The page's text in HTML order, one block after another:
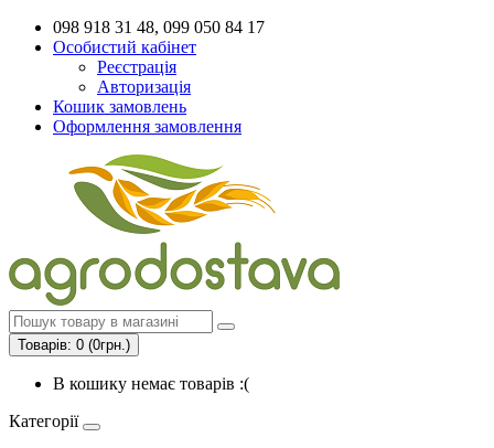
098 918 31 48, 099 050 84 17
Особистий кабінет
Реєстрація
Авторизація
Кошик замовлень
Оформлення замовлення
Товарів: 0 (0грн.)
В кошику немає товарів :(
Категорії